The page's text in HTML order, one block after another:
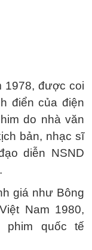
1978, được coi
điển của điện
do nhà văn
bản, nhạc sĩ
diễn NSND
giá như Bông
Nam 1980,
phim quốc tế